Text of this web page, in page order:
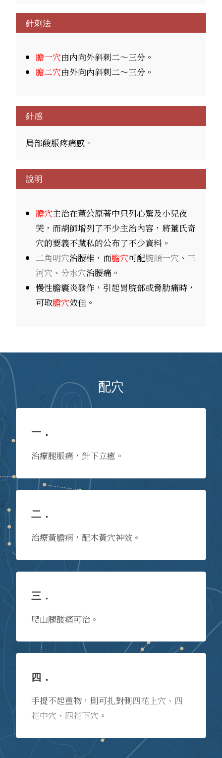
針刺法
膽一穴由內向外斜刺二～三分。
膽二穴由外向內斜刺二～三分。
針感
局部酸脹疼痛感。
說明
膽穴主治在董公原著中只列心驚及小兒夜
哭，而胡師增列了不少主治內容，將董氏奇
穴的要義不藏私的公布了不少資料。
二角明穴治腰椎，而膽穴可配腕順一穴 、 三
河​穴 、 分水穴治腰痛。
慢性膽囊炎發作，引起胃脘部或脅肋痛時，
可取膽穴效佳。
配穴
一．
治療腿脹痛，針下立癒。
二．
治療黃膽病，配木黃穴神效。
三．
爬山腿酸痛可治。
四．
手提不起重物，則可扎對側四花上穴 、 四
花中穴 、 四花下穴 。